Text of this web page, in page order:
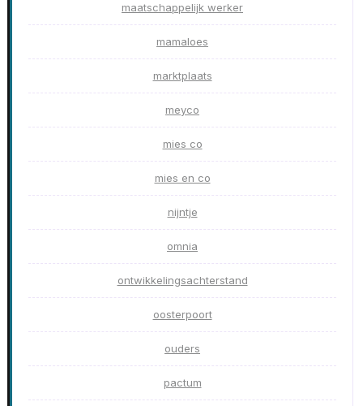
maatschappelijk werker
mamaloes
marktplaats
meyco
mies co
mies en co
nijntje
omnia
ontwikkelingsachterstand
oosterpoort
ouders
pactum